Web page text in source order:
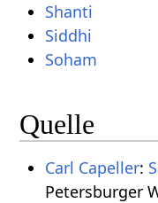
Shanti
Siddhi
Soham
Quelle
Carl Capeller:
Petersburger